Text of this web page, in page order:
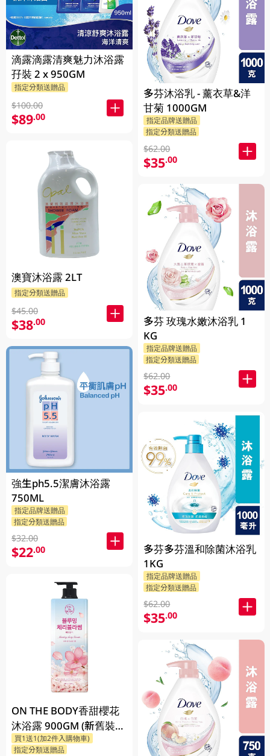
滴露滴露清爽魅力沐浴露
孖裝 2 x 950GM
指定分類送贈品
$100.00
$89.00
澳寶沐浴露 2LT
指定分類送贈品
$45.00
$38.00
強生ph5.5潔膚沐浴露
750ML
指定品牌送贈品
指定分類送贈品
$32.00
$22.00
ON THE BODY香甜櫻花
沐浴露 900GM (新舊裝隨
機發貨)
買1送1(加2件入購物車)
指定分類送贈品
多芬沐浴乳 - 薰衣草&洋
甘菊 1000GM
指定品牌送贈品
指定分類送贈品
$62.00
$35.00
多芬 玫瑰水嫩沐浴乳 1
KG
指定品牌送贈品
指定分類送贈品
$62.00
$35.00
多芬多芬溫和除菌沐浴乳
1KG
指定品牌送贈品
指定分類送贈品
$62.00
$35.00